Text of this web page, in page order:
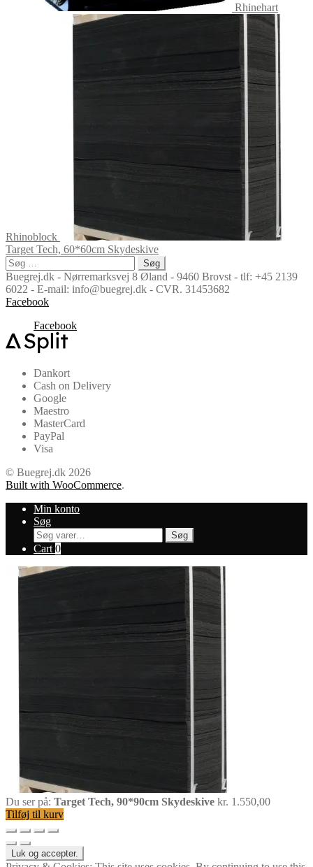
Rhinehart
Rhinoblock
Target Tech, 60*60cm Skydeskive
Søg
efter:
Buegrej.dk - Nørremarksvej 8 Øland - 9460 Brovst - tlf: +45 2139
6022 - E-mail: info@buegrej.dk - CVR. 31453682
Facebook
Facebook
Dankort
Cash on Delivery
Google
Maestro
MasterCard
PayPal
Visa
© Buegrej.dk 2026
Built with WooCommerce.
Min konto
Søg
Søg
efter:
Søg
Cart 0
Du ser på: Target Tech, 90*90cm Skydeskive kr. 1.550,00
Tilføj til kurv